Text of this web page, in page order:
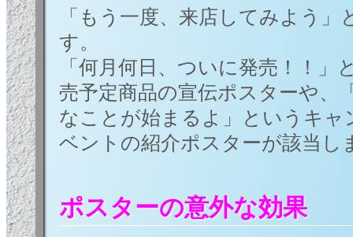
「もう一度、来店してみよう
す。
「何月何日、ついに発売！！
売予定商品の宣伝ポスターや、
なことが始まるよ」というキ
ベントの紹介ポスターが該当し
ポスターの意外な効果